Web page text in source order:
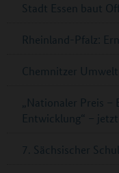
Stadt Essen baut
Rheinland-Pfalz:
Chemnitzer
„Nationaler Preis
Entwicklung“ –
7. Sächsischer